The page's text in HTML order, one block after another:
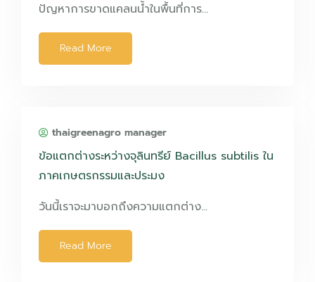
ปัญหาการขาดแคลนน้ำในพื้นที่การ…
Read More
thaigreenagro manager
ข้อแตกต่างระหว่างจุลินทรีย์ Bacillus subtilis ใน
ภาคเกษตรกรรมและประมง
วันนี้เราจะมาบอกถึงความแตกต่าง…
Read More